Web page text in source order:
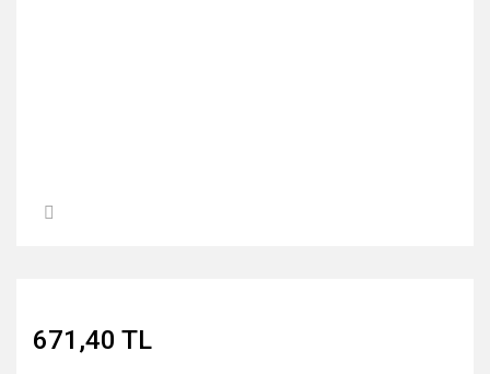
671,40 TL